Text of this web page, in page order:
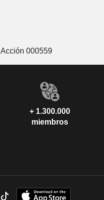
Acción 000559
+ 1.300.000
miembros